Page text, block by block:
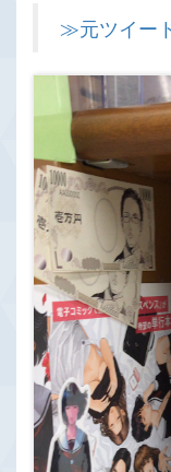
≫元ツイー